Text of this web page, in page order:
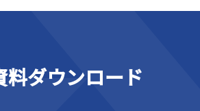
料ダウンロード